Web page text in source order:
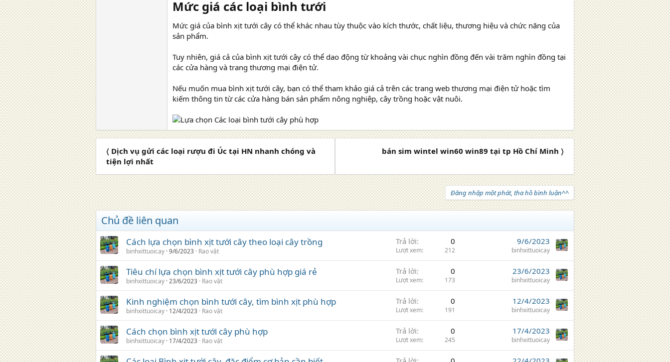
Mức giá các loại bình tưới​
Mức giá của bình xịt tưới cây có thể khác nhau tùy thuộc vào kích thước, chất liệu, thương hiệu và chức năng của
sản phẩm.
Tuy nhiên, giá cả của bình xịt tưới cây có thể dao động từ khoảng vài chục nghìn đồng đến vài trăm nghìn đồng tại
các cửa hàng và trang thương mại điện tử.
Nếu muốn mua bình xịt tưới cây, bạn có thể tham khảo giá cả trên các trang web thương mại điện tử hoặc tìm
kiếm thông tin từ các cửa hàng bán sản phẩm nông nghiệp, cây trồng hoặc vật nuôi.
〈 Dịch vụ gửi các loại rượu đi Úc tại HN nhanh chóng và
tiện lợi nhất
bán sim wintel win60 win89 tại tp Hồ Chí Minh 〉
Đăng nhập một phát, tha hồ bình luận^^
Chủ đề liên quan
Cách lựa chọn bình xịt tưới cây theo loại cây trồng
binhxittuoicay 9/6/2023 Rao vặt
Trả lời 0
Lượt xem 212
9/6/2023
binhxittuoicay
Tiêu chí lựa chọn bình xịt tưới cây phù hợp giá rẻ
binhxittuoicay 23/6/2023 Rao vặt
Trả lời 0
Lượt xem 173
23/6/2023
binhxittuoicay
Kinh nghiệm chọn bình tưới cây, tìm bình xịt phù hợp
binhxittuoicay 12/4/2023 Rao vặt
Trả lời 0
Lượt xem 191
12/4/2023
binhxittuoicay
Cách chọn bình xịt tưới cây phù hợp
binhxittuoicay 17/4/2023 Rao vặt
Trả lời 0
Lượt xem 245
17/4/2023
binhxittuoicay